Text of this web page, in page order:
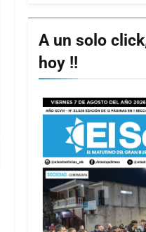
A un solo
hoy !!